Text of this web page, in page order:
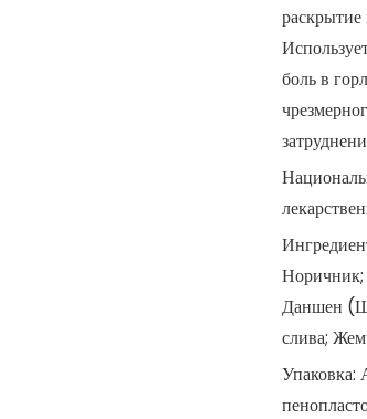
раскрытие
боль в
Норичник;
Даншен
слива;